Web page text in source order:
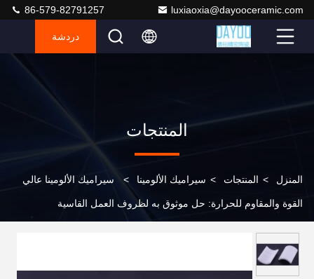
luxiaoxia@dayooceramic.com
86-579-82791257
دردشة
المنتجات
المنزل > المنتجات > سيراميك الألومينا > سيراميك الألومينا عالي
القوة والمقاوم للحرارة: حل موثوق به لظروف العمل القاسية